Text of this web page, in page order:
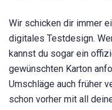
Wir schicken dir immer
digitales Testdesign.
kannst du sogar ein
gewünschten Karton
Umschläge auch früher
schon vorher mit all